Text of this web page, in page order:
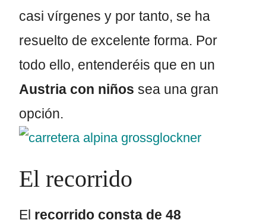
casi vírgenes y por tanto, se ha
resuelto de excelente forma. Por
todo ello, entenderéis que en un
Austria con niños sea una gran
opción.
El recorrido
El recorrido consta de 48